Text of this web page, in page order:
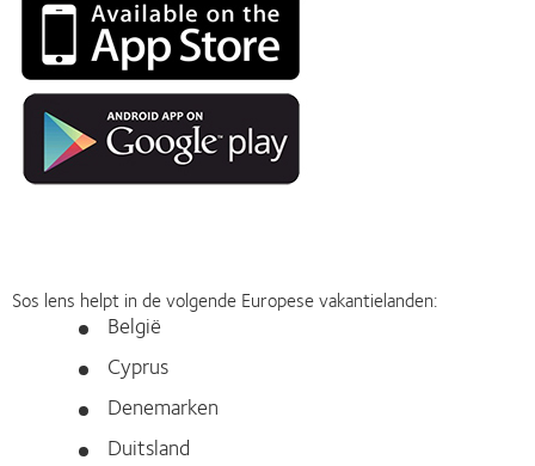
Sos lens helpt in de volgende Europese vakantielanden:
België
Cyprus
Denemarken
Duitsland